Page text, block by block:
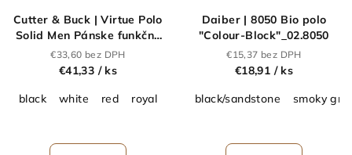
Cutter & Buck | Virtue Polo
Solid Men Pánske funkčné
polo_68.4434
€33,60 bez DPH
€41,33 / ks
black
white red royal Dark Navy Silver ivy green
Daiber | 8050 Bio polo
"Colour-Block"_02.8050
€15,37 bez DPH
€18,91 / ks
black/sandstone
smoky